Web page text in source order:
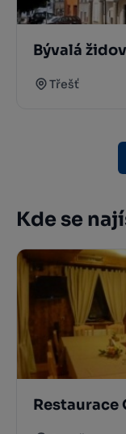
Bývalá
Třešť
Kde se
Restaurace